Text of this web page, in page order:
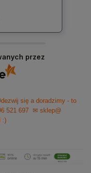
przez
się a doradzimy - to
521 697
✉ sklep@
:)